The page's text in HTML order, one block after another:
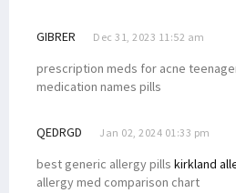
GIBRER Dec 31, 2023 11:52 am
prescription meds for acne
medication names pills
QEDRGD Jan 02, 2024 01:33 pm
best generic allergy pills kirkland
allergy med comparison chart